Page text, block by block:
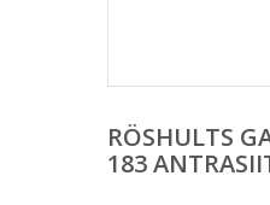
RÖSHULTS
183